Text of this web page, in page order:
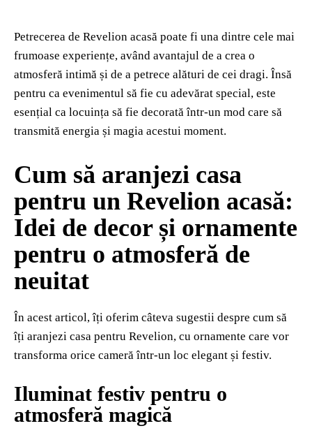
Petrecerea de Revelion acasă poate fi una dintre cele mai
frumoase experiențe, având avantajul de a crea o
atmosferă intimă și de a petrece alături de cei dragi. Însă
pentru ca evenimentul să fie cu adevărat special, este
esențial ca locuința să fie decorată într-un mod care să
transmită energia și magia acestui moment.
Cum să aranjezi casa
pentru un Revelion acasă:
Idei de decor și ornamente
pentru o atmosferă de
neuitat
În acest articol, îți oferim câteva sugestii despre cum să
îți aranjezi casa pentru Revelion, cu ornamente care vor
transforma orice cameră într-un loc elegant și festiv.
Iluminat festiv pentru o
atmosferă magică